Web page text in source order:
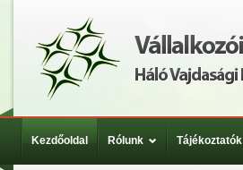
Kezdőoldal Rólunk Tájékoztatók